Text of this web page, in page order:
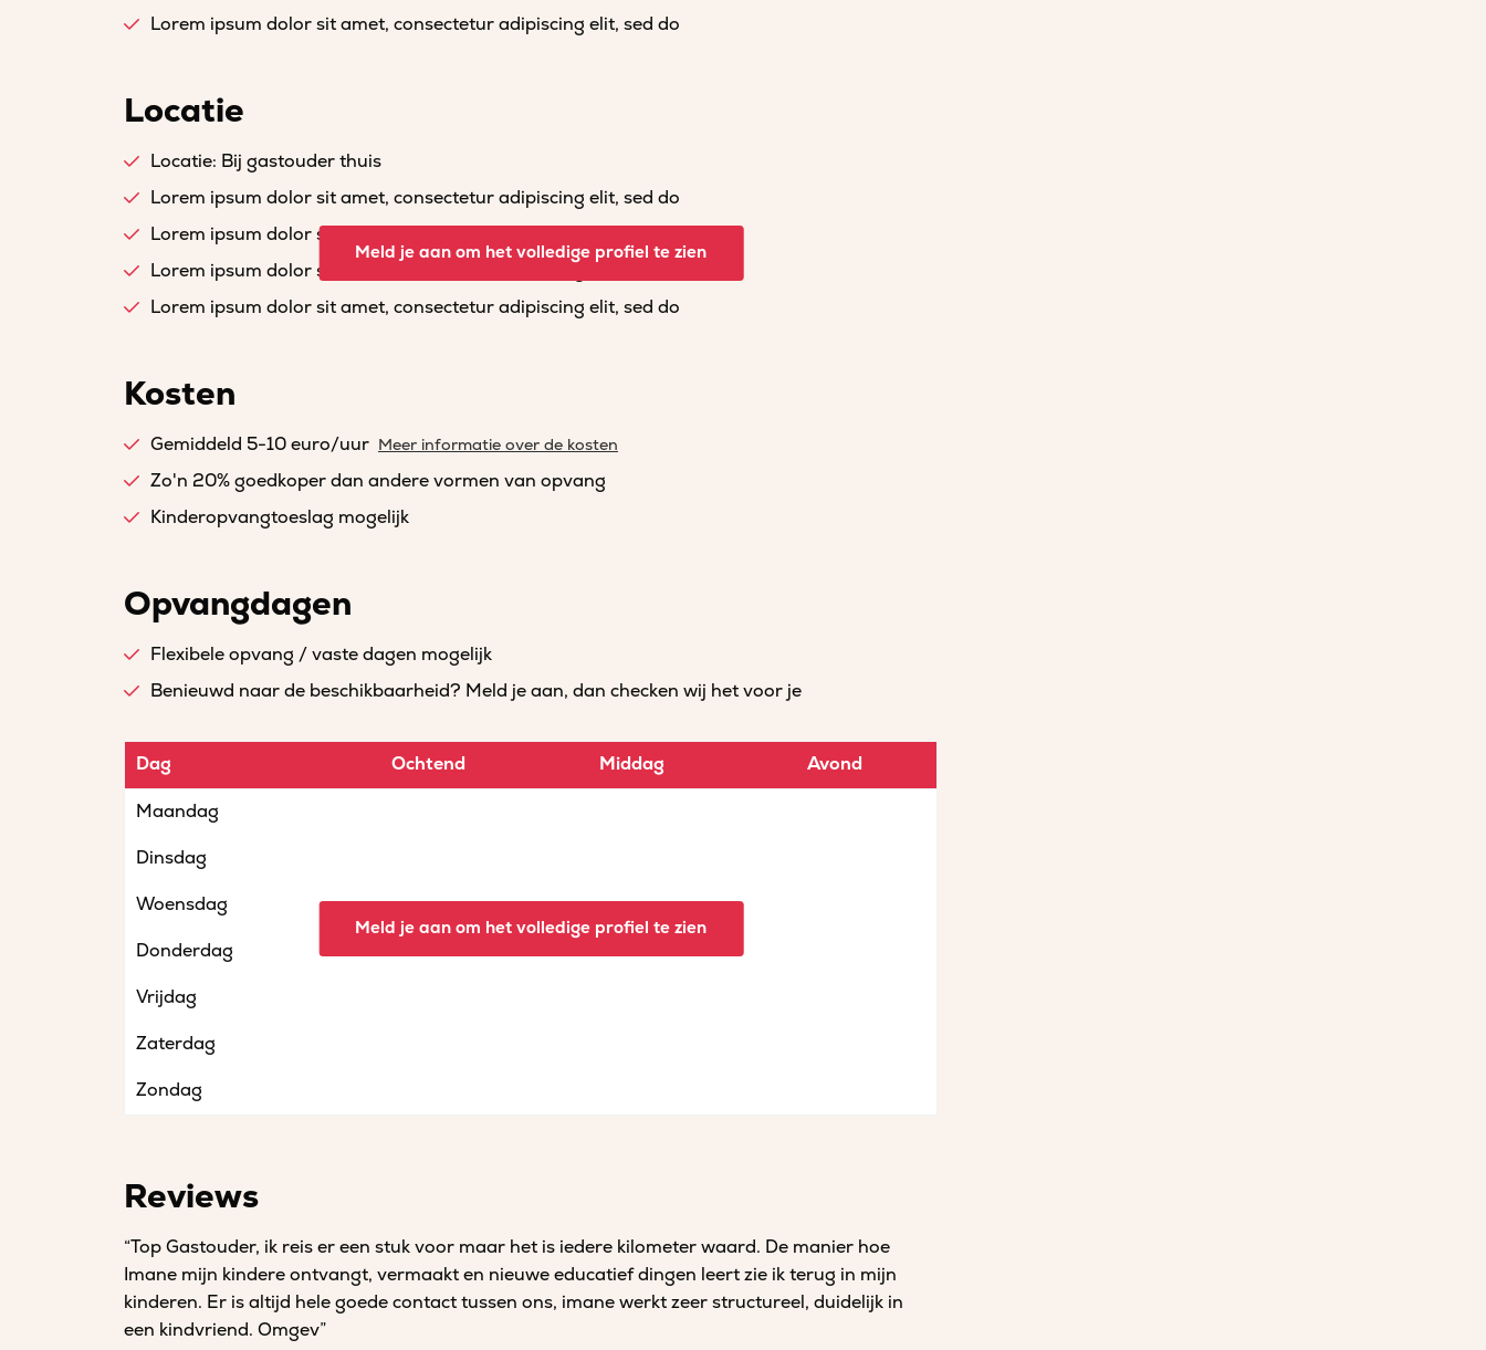
Lorem ipsum dolor sit amet, consectetur adipiscing elit, sed do
Locatie
Locatie: Bij gastouder thuis
Lorem ipsum dolor sit amet, consectetur adipiscing elit, sed do
Lorem ipsum dolor sit amet, consectetur adipiscing elit, sed do
Lorem ipsum dolor sit amet, consectetur adipiscing elit, sed do
Lorem ipsum dolor sit amet, consectetur adipiscing elit, sed do
Meld je aan om het volledige profiel te zien
Kosten
Gemiddeld 5-10 euro/uur Meer informatie over de kosten
Zo'n 20% goedkoper dan andere vormen van opvang
Kinderopvangtoeslag mogelijk
Opvangdagen
Flexibele opvang / vaste dagen mogelijk
Benieuwd naar de beschikbaarheid? Meld je aan, dan checken wij het voor je
Dag Ochtend Middag Avond
Maandag
Dinsdag
Woensdag
Donderdag
Vrijdag
Zaterdag
Zondag
Meld je aan om het volledige profiel te zien
Reviews
“Top Gastouder, ik reis er een stuk voor maar het is iedere kilometer waard. De manier hoe
Imane mijn kindere ontvangt, vermaakt en nieuwe educatief dingen leert zie ik terug in mijn
kinderen. Er is altijd hele goede contact tussen ons, imane werkt zeer structureel, duidelijk in
een kindvriend. Omgev”